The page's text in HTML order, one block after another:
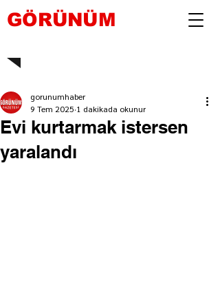
GÖRÜNÜM
Evi kurtarmak istersen
yaralandı
gorunumhaber
9 Tem 2025 1 dakikada okunur